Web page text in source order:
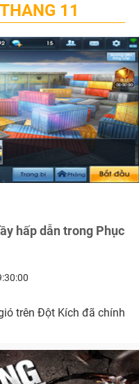
11
hấp dẫn trong Phục
trên Đột Kích đã chính